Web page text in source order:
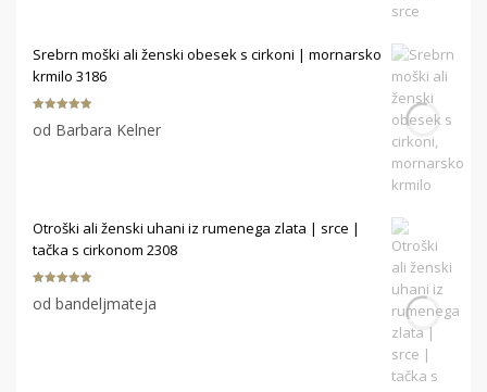
Srebrn moški ali ženski obesek s cirkoni | mornarsko
krmilo 3186
od 5
od Barbara Kelner
Otroški ali ženski uhani iz rumenega zlata | srce |
tačka s cirkonom 2308
od 5
od bandeljmateja